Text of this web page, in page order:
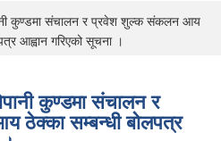
कुण्डमा संचालन र प्रवेश शुल्क संकलन आय
आह्वान गरिएको सूचना ।
कुण्डमा संचालन र
सम्बन्धी बोलपत्र